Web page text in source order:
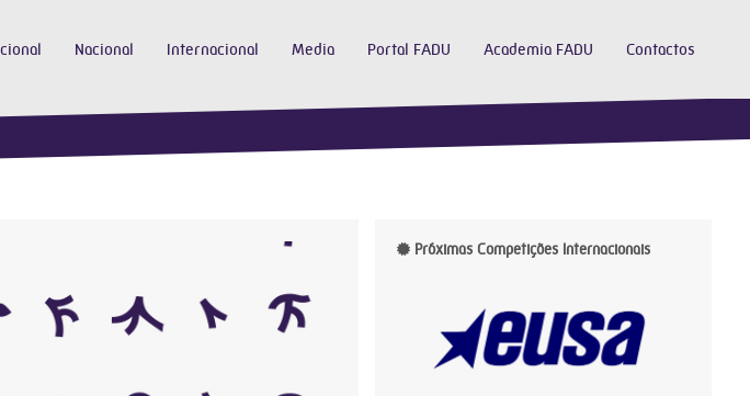
Nacional Internacional Media Portal FADU Academia FADU Contactos
Próximas Competições Internacionais